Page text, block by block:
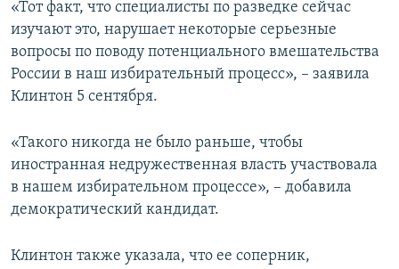
«Тот факт, что специалисты по разведке сейчас
изучают это, нарушает некоторые серьезные
вопросы по поводу потенциального вмешательства
России в наш избирательный процесс», – заявила
Клинтон 5 сентября.
«Такого никогда не было раньше, чтобы
иностранная недружественная власть участвовала
в нашем избирательном процессе», – добавила
демократический кандидат.
Клинтон также указала, что ее соперник,